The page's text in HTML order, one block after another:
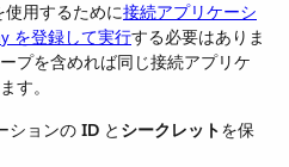
用するために​接続アプリケーシ
を登録して実行​する必要はありま
プを含めれば同じ接続アプリケ
す。
ションの ID ​ と​ シークレット​を保